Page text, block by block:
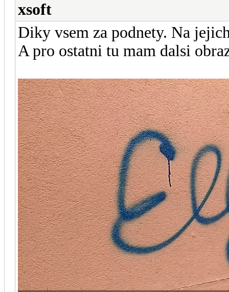
xsoft
Diky vsem za podnety. Na
A pro ostatni tu mam dalsi